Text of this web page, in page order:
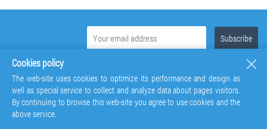
Cookies policy
The web-site uses cookies to optimize its performance and design as
well as special service to collect and analyze data about pages visitors.
By continuing to browse this web-site you agree to use cookies and the
above service.